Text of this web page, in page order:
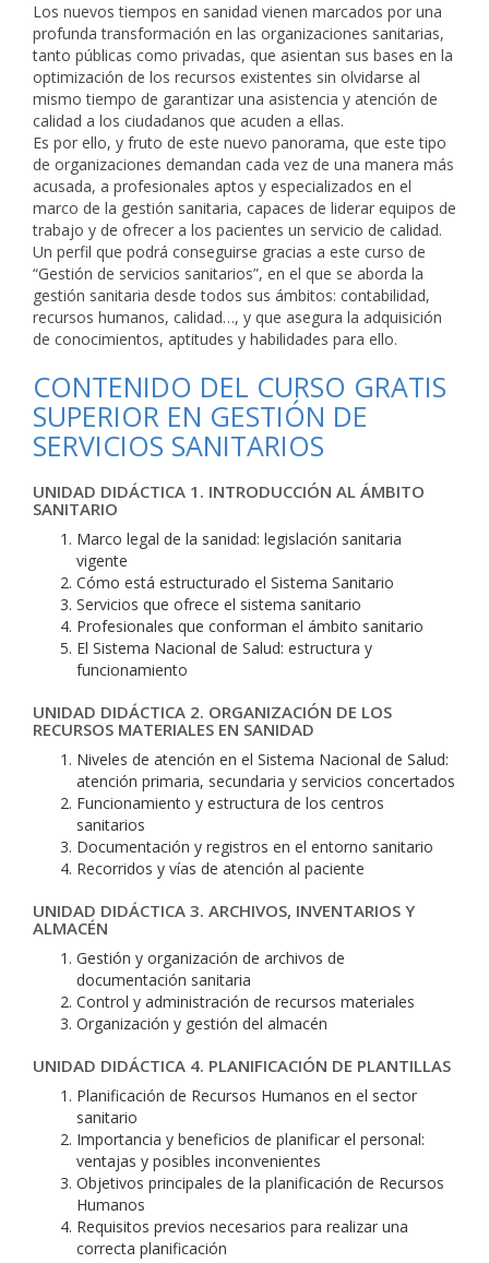
Los nuevos tiempos en sanidad vienen marcados por una
profunda transformación en las organizaciones sanitarias,
tanto públicas como privadas, que asientan sus bases en la
optimización de los recursos existentes sin olvidarse al
mismo tiempo de garantizar una asistencia y atención de
calidad a los ciudadanos que acuden a ellas.
Es por ello, y fruto de este nuevo panorama, que este tipo
de organizaciones demandan cada vez de una manera más
acusada, a profesionales aptos y especializados en el
marco de la gestión sanitaria, capaces de liderar equipos de
trabajo y de ofrecer a los pacientes un servicio de calidad.
Un perfil que podrá conseguirse gracias a este curso de
“Gestión de servicios sanitarios”, en el que se aborda la
gestión sanitaria desde todos sus ámbitos: contabilidad,
recursos humanos, calidad…, y que asegura la adquisición
de conocimientos, aptitudes y habilidades para ello.
CONTENIDO DEL CURSO GRATIS
SUPERIOR EN GESTIÓN DE
SERVICIOS SANITARIOS
UNIDAD DIDÁCTICA 1. INTRODUCCIÓN AL ÁMBITO
SANITARIO
Marco legal de la sanidad: legislación sanitaria
vigente
Cómo está estructurado el Sistema Sanitario
Servicios que ofrece el sistema sanitario
Profesionales que conforman el ámbito sanitario
El Sistema Nacional de Salud: estructura y
funcionamiento
UNIDAD DIDÁCTICA 2. ORGANIZACIÓN DE LOS
RECURSOS MATERIALES EN SANIDAD
Niveles de atención en el Sistema Nacional de Salud:
atención primaria, secundaria y servicios concertados
Funcionamiento y estructura de los centros
sanitarios
Documentación y registros en el entorno sanitario
Recorridos y vías de atención al paciente
UNIDAD DIDÁCTICA 3. ARCHIVOS, INVENTARIOS Y
ALMACÉN
Gestión y organización de archivos de
documentación sanitaria
Control y administración de recursos materiales
Organización y gestión del almacén
UNIDAD DIDÁCTICA 4. PLANIFICACIÓN DE PLANTILLAS
Planificación de Recursos Humanos en el sector
sanitario
Importancia y beneficios de planificar el personal:
ventajas y posibles inconvenientes
Objetivos principales de la planificación de Recursos
Humanos
Requisitos previos necesarios para realizar una
correcta planificación